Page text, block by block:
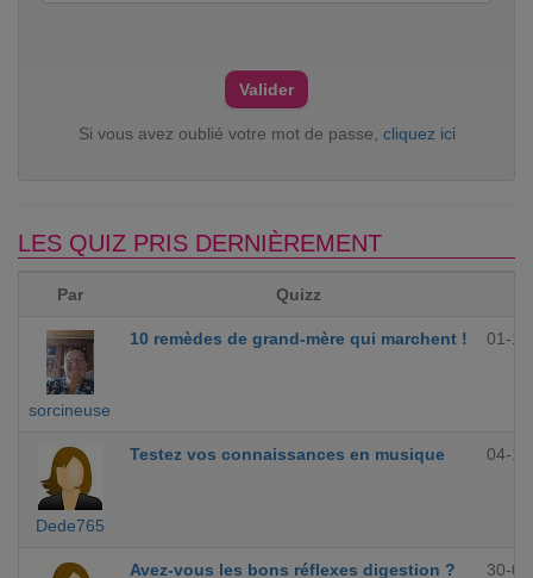
Si vous avez oublié votre mot de passe, cliquez ici
LES QUIZ PRIS DERNIÈREMENT
Par Quizz
sorcineuse
10 remèdes de grand-mère qui marchent ! 01-
Dede765
Testez vos connaissances en musique 04-
Avez-vous les bons réflexes digestion ? 30-